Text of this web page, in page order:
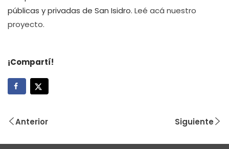
públicas y privadas de San Isidro. Leé acá nuestro
proyecto.
¡Compartí!
Anterior Siguiente